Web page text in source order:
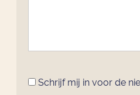
Schrijf mij in voor de